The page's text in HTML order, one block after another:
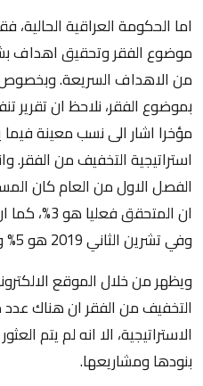
اما الحكومة العراقية
موضوع الفقر وتحقيق اهداف
من الاهداف السريعة. وبخصوص
بموضوع الفقر، نلاحظ ان تقرير
مؤخرا اشار الى نسب معينة
وفي تشرين الثاني 2019 هو 5% والتقرير لم يغطي هذه المدد.
ويظهر من خلال الموقع
التخفيف من الفقر ان هناك
الاستراتيجية، الا انه لم يتم
بنودها ومشاريعها.